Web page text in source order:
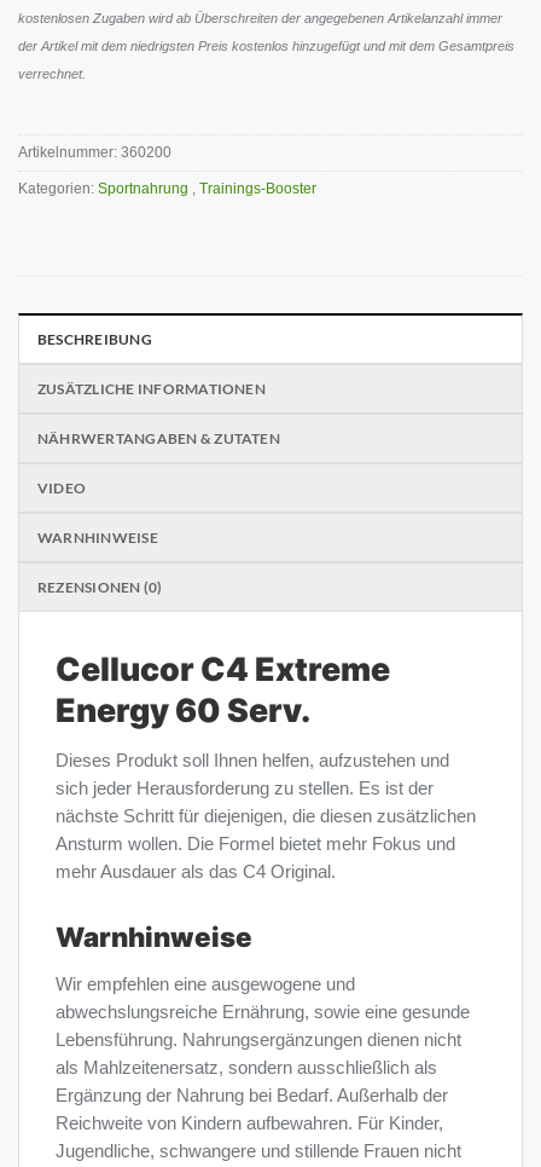
kostenlosen Zugaben wird ab Überschreiten der angegebenen Artikelanzahl immer
der Artikel mit dem niedrigsten Preis kostenlos hinzugefügt und mit dem Gesamtpreis
verrechnet.
Artikelnummer: 360200
Kategorien: Sportnahrung , Trainings-Booster
BESCHREIBUNG
ZUSÄTZLICHE INFORMATIONEN
NÄHRWERTANGABEN & ZUTATEN
VIDEO
WARNHINWEISE
REZENSIONEN (0)
Cellucor C4 Extreme
Energy 60 Serv.
Dieses Produkt soll Ihnen helfen, aufzustehen und
sich jeder Herausforderung zu stellen. Es ist der
nächste Schritt für diejenigen, die diesen zusätzlichen
Ansturm wollen. Die Formel bietet mehr Fokus und
mehr Ausdauer als das C4 Original.
Warnhinweise
Wir empfehlen eine ausgewogene und
abwechslungsreiche Ernährung, sowie eine gesunde
Lebensführung. Nahrungsergänzungen dienen nicht
als Mahlzeitenersatz, sondern ausschließlich als
Ergänzung der Nahrung bei Bedarf. Außerhalb der
Reichweite von Kindern aufbewahren. Für Kinder,
Jugendliche, schwangere und stillende Frauen nicht